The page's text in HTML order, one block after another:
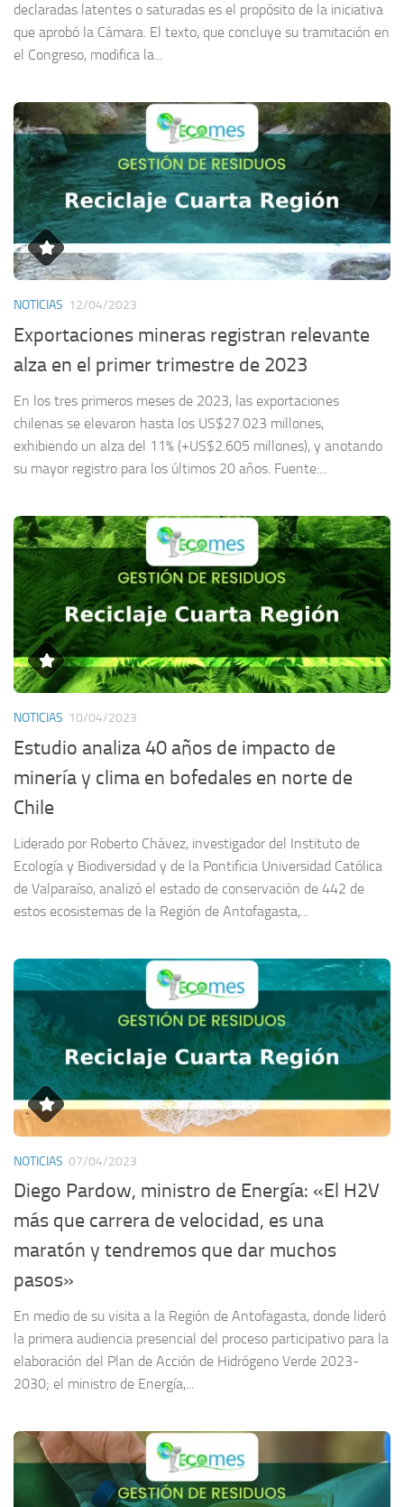
declaradas latentes o saturadas es el propósito de la iniciativa
que aprobó la Cámara. El texto, que concluye su tramitación en
el Congreso, modifica la...
NOTICIAS 12/04/2023
Exportaciones mineras registran relevante
alza en el primer trimestre de 2023
En los tres primeros meses de 2023, las exportaciones
chilenas se elevaron hasta los US$27.023 millones,
exhibiendo un alza del 11% (+US$2.605 millones), y anotando
su mayor registro para los últimos 20 años. Fuente:...
NOTICIAS 10/04/2023
Estudio analiza 40 años de impacto de
minería y clima en bofedales en norte de
Chile
Liderado por Roberto Chávez, investigador del Instituto de
Ecología y Biodiversidad y de la Pontificia Universidad Católica
de Valparaíso, analizó el estado de conservación de 442 de
estos ecosistemas de la Región de Antofagasta,...
NOTICIAS 07/04/2023
Diego Pardow, ministro de Energía: «El H2V
más que carrera de velocidad, es una
maratón y tendremos que dar muchos
pasos»
En medio de su visita a la Región de Antofagasta, donde lideró
la primera audiencia presencial del proceso participativo para la
elaboración del Plan de Acción de Hidrógeno Verde 2023-
2030; el ministro de Energía,...